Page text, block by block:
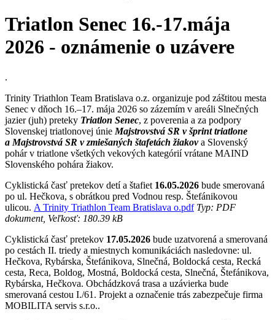
Triatlon Senec 16.-17.mája
2026 - oznámenie o uzávere
.
Trinity Triathlon Team Bratislava o.z. organizuje pod záštitou mesta
Senec v dňoch 16.–17. mája 2026 so zázemím v areáli Slnečných
jazier (juh) preteky Triatlon Senec, z poverenia a za podpory
Slovenskej triatlonovej únie Majstrovstvá SR v šprint triatlone
a Majstrovstvá SR v zmiešaných štafetách žiakova Slovenský
pohár v triatlone všetkých vekových kategórií vrátane MAIND
Slovenského pohára žiakov.
Cyklistická časť pretekov detí a štafiet 16.05.2026 bude smerovaná
po ul. Hečkova, s obrátkou pred Vodnou resp. Štefánikovou
ulicou. A Trinity Triathlon Team Bratislava o.pdfTyp: PDF
dokument, Veľkosť: 180.39 kB
Cyklistická časť pretekov 17.05.2026 bude uzatvorená a smerovaná
po cestách II. triedy a miestnych komunikáciách nasledovne: ul.
Hečkova, Rybárska, Štefánikova, Slnečná, Boldocká cesta, Recká
cesta, Reca, Boldog, Mostná, Boldocká cesta, Slnečná, Štefánikova,
Rybárska, Hečkova. Obchádzková trasa a uzávierka bude
smerovaná cestou I./61. Projekt a označenie trás zabezpečuje firma
MOBILITA servis s.r.o..